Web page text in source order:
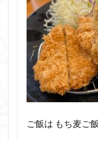
ご飯は もち麦ご